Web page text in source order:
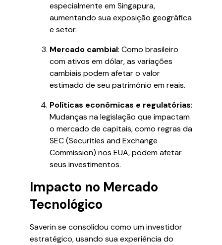
especialmente em Singapura,
aumentando sua exposição geográfica
e setor.
Mercado cambial: Como brasileiro
com ativos em dólar, as variações
cambiais podem afetar o valor
estimado de seu patrimônio em reais.
Políticas econômicas e regulatórias:
Mudanças na legislação que impactam
o mercado de capitais, como regras da
SEC (Securities and Exchange
Commission) nos EUA, podem afetar
seus investimentos.
Impacto no Mercado
Tecnológico
Saverin se consolidou como um investidor
estratégico, usando sua experiência do